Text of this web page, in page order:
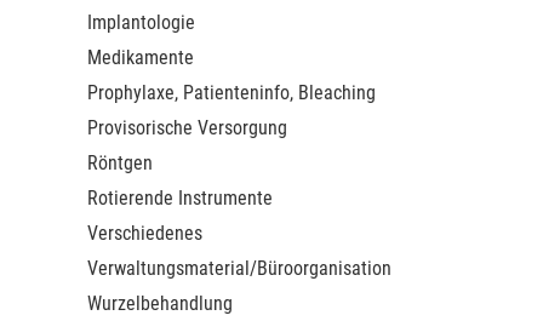
Implantologie
Medikamente
Prophylaxe, Patienteninfo, Bleaching
Provisorische Versorgung
Röntgen
Rotierende Instrumente
Verschiedenes
Verwaltungsmaterial/Büroorganisation
Wurzelbehandlung